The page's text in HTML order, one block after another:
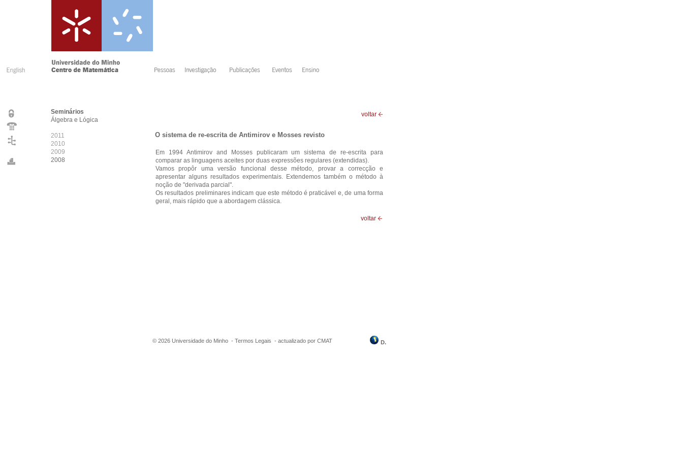
Seminários
Álgebra e Lógica
2011
2010
2009
2008
voltar
O sistema de re-escrita de Antimirov e Mosses revisto
Em 1994 Antimirov and Mosses publicaram um sistema de re-escrita para
comparar as linguagens aceites por duas expressões regulares (extendidas).
Vamos propôr uma versão funcional desse método, provar a correcção e
apresentar alguns resultados experimentais. Extendemos também o método à
noção de "derivada parcial".
Os resultados preliminares indicam que este método é praticável e, de uma forma
geral, mais rápido que a abordagem clássica.
voltar
© 2026 Universidade do Minho - Termos Legais - actualizado por CMAT D.